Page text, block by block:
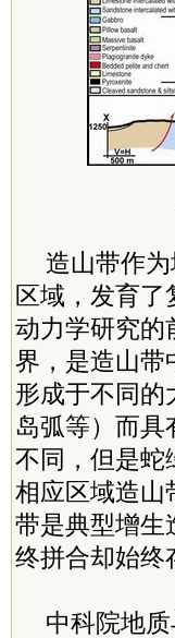
造山带作
区域，发育
动力学研究的
界，是造山带
形成于不同的
岛弧等）而具
不同，但是蛇
相应区域造山
带是典型增生
终拼合却始终
中科院地